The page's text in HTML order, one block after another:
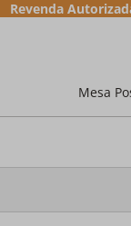
Revenda
Mesa